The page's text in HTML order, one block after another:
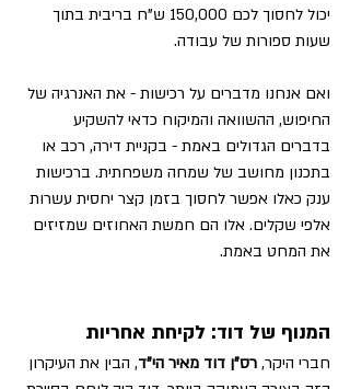
יכול לחסוך לכם 150,000 ש"ח בריבית בתוך
שעות ספורות של עבודה.
ואם אנחנו מדברים על רכישות - את האנרגיה של
החיפוש, ההשוואה והמיקוח כדאי להשקיע
בדברים הגדולים באמת - בקניית דירה, רכב או
בתכנון מחושב של שמחה משפחתית. ברכישות
ענק כאלו אפשר לחסוך בזמן קצר יחסית עשרות
אלפי שקלים. אלו הם חמשת האחוזים שמזיזים
את המחט באמת.
המנוף של דוד: לקיחת אחריות
חברי היקר, רס"ן דוד מאיר הי"ד, הבין את העיקרון